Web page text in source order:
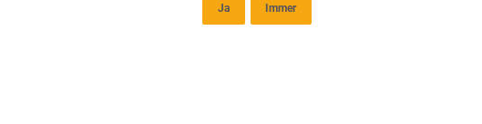
Ja Immer